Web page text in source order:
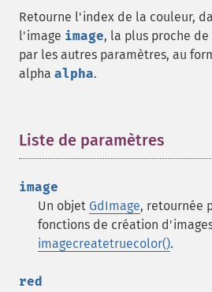
Retourne l'index de la couleur,
l'image image, la plus proche
par les autres paramètres, au
alpha alpha.
Liste de paramètres
image
Un objet GdImage, retournée
fonctions de création
imagecreatetruecolor().
red